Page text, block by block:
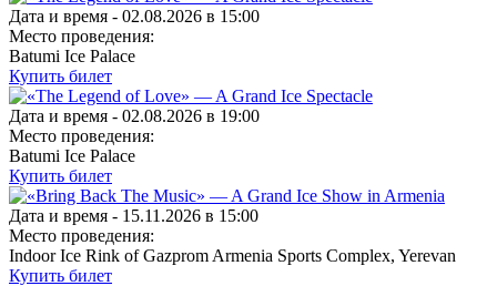
Дата и время - 02.08.2026 в 15:00
Место проведения:
Batumi Ice Palace
Купить билет
Дата и время - 02.08.2026 в 19:00
Место проведения:
Batumi Ice Palace
Купить билет
Дата и время - 15.11.2026 в 15:00
Место проведения:
Indoor Ice Rink of Gazprom Armenia Sports Complex, Yerevan
Купить билет